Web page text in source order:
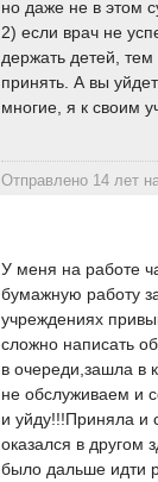
но даже не в этом
2) если врач не
держать детей,
принять. А вы
многие, я к своим
Отправлено 14 лет
У меня на работе
бумажную работу
учреждениях
сложно написать
в очереди,зашла в
не обслуживаем и
и уйду!!!Приняла и
оказался в другом
было дальше идти